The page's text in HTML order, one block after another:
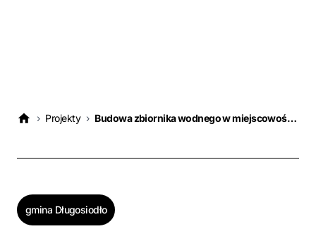
› Projekty › Budowa zbiornika wodnego w miejscowości Długosiodło, Gmina Długosiodło
gmina Długosiodło